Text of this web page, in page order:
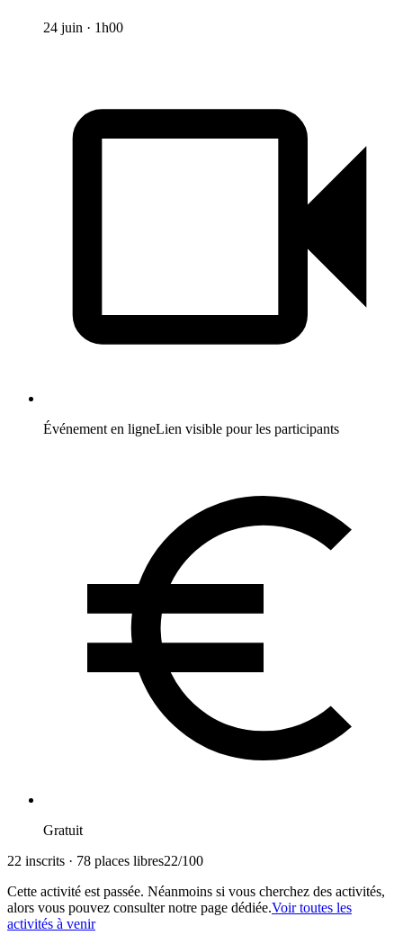
24 juin · 1h00
Événement en ligneLien visible pour les participants
Gratuit
22 inscrits · 78 places libres22/100
Cette activité est passée. Néanmoins si vous cherchez des activités,
alors vous pouvez consulter notre page dédiée.Voir toutes les
activités à venir